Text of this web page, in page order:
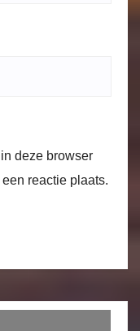
deze browser
reactie plaats.